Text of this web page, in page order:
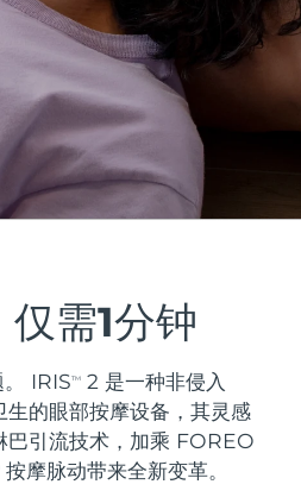
需1分钟
。 IRISTM
2 是一种非侵入
的眼部按摩设备，其灵感
巴引流技术，加乘 FOREO
按摩脉动带来全新变革。
畅销产品
套装
massage
紧致提拉
套装
toning
预计送达日期 8/12/26
预计送达日期
预计送达日期
预计送达日期
预计送达日期8/12/26
预计送达日期8/18/26